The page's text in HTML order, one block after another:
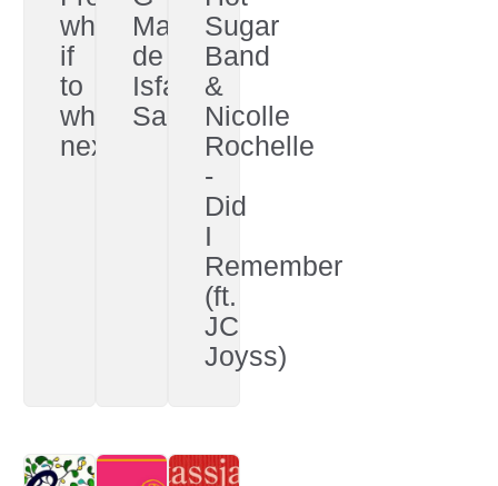
what
if
to
what
next
Man
de
Isfar
Sarabski
Sugar
Band
&
Nicolle
Rochelle
-
Did
I
Remember
(ft.
JC
Joyss)